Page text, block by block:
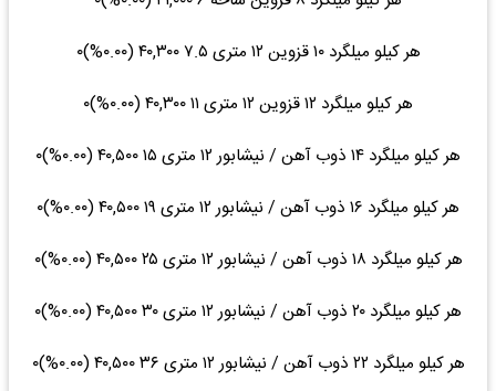
هر کیلو میلگرد ۱۰ قزوین ۱۲ متری ۷.۵ ۴۰,۳۰۰ (۰.۰۰%)۰
هر کیلو میلگرد ۱۲ قزوین ۱۲ متری ۱۱ ۴۰,۳۰۰ (۰.۰۰%)۰
هر کیلو میلگرد ۱۴ ذوب آهن / نیشابور ۱۲ متری ۱۵ ۴۰,۵۰۰ (۰.۰۰%)۰
هر کیلو میلگرد ۱۶ ذوب آهن / نیشابور ۱۲ متری ۱۹ ۴۰,۵۰۰ (۰.۰۰%)۰
هر کیلو میلگرد ۱۸ ذوب آهن / نیشابور ۱۲ متری ۲۵ ۴۰,۵۰۰ (۰.۰۰%)۰
هر کیلو میلگرد ۲۰ ذوب آهن / نیشابور ۱۲ متری ۳۰ ۴۰,۵۰۰ (۰.۰۰%)۰
هر کیلو میلگرد ۲۲ ذوب آهن / نیشابور ۱۲ متری ۳۶ ۴۰,۵۰۰ (۰.۰۰%)۰